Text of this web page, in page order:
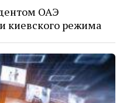
ОАЭ
киевского режима